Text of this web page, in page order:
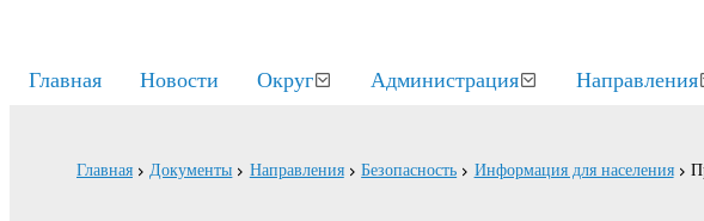
Главная Новости Округ Администрация Направления
Главная Документы Направления Безопасность Информация для населения